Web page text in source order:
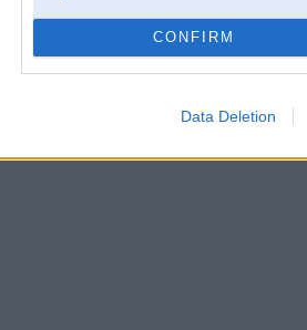
CONFIRM
Data Deletion